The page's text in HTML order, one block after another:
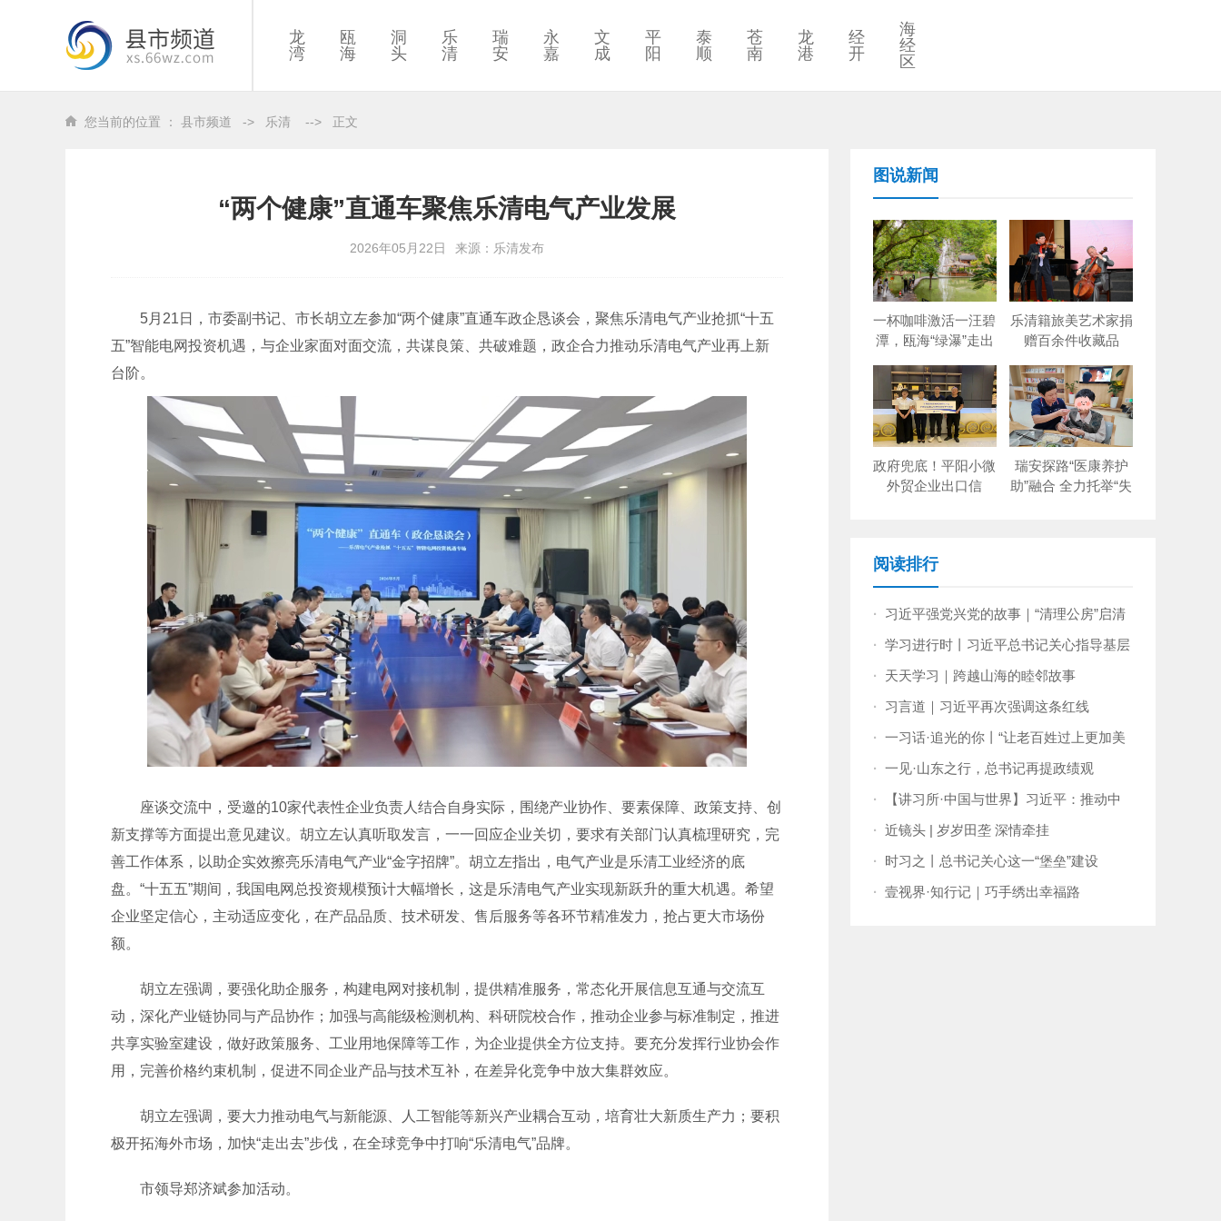
龙
湾
瓯
海
洞
头
乐
清
瑞
安
永
嘉
文
成
平
阳
泰
顺
苍
南
龙
港
经
开
海
经
区
您当前的位置 ： 县市频道 -> 乐清 --> 正文
“两个健康”直通车聚焦乐清电气产业发展
2026年05月22日 来源：乐清发布
5月21日，市委副书记、市长胡立左参加“两个健康”直通车政企恳谈会，聚焦乐清电气产业抢抓“十五
五”智能电网投资机遇，与企业家面对面交流，共谋良策、共破难题，政企合力推动乐清电气产业再上新
台阶。
座谈交流中，受邀的10家代表性企业负责人结合自身实际，围绕产业协作、要素保障、政策支持、创
新支撑等方面提出意见建议。胡立左认真听取发言，一一回应企业关切，要求有关部门认真梳理研究，完
善工作体系，以助企实效擦亮乐清电气产业“金字招牌”。胡立左指出，电气产业是乐清工业经济的底
盘。“十五五”期间，我国电网总投资规模预计大幅增长，这是乐清电气产业实现新跃升的重大机遇。希望
企业坚定信心，主动适应变化，在产品品质、技术研发、售后服务等各环节精准发力，抢占更大市场份
额。
胡立左强调，要强化助企服务，构建电网对接机制，提供精准服务，常态化开展信息互通与交流互
动，深化产业链协同与产品协作；加强与高能级检测机构、科研院校合作，推动企业参与标准制定，推进
共享实验室建设，做好政策服务、工业用地保障等工作，为企业提供全方位支持。要充分发挥行业协会作
用，完善价格约束机制，促进不同企业产品与技术互补，在差异化竞争中放大集群效应。
胡立左强调，要大力推动电气与新能源、人工智能等新兴产业耦合互动，培育壮大新质生产力；要积
极开拓海外市场，加快“走出去”步伐，在全球竞争中打响“乐清电气”品牌。
市领导郑济斌参加活动。
图说新闻
一杯咖啡激活一汪碧
潭，瓯海“绿瀑”走出
乐清籍旅美艺术家捐
赠百余件收藏品
政府兜底！平阳小微
外贸企业出口信
瑞安探路“医康养护
助”融合 全力托举“失
阅读排行
·
习近平强党兴党的故事｜“清理公房”启清
风
· 学习进行时丨习近平总书记关心指导基层
党建的故事
·
天天学习｜跨越山海的睦邻故事
·
习言道｜习近平再次强调这条红线
· 一习话·追光的你丨“让老百姓过上更加美
好的生活”
· 一见·山东之行，总书记再提政绩观
·
【讲习所·中国与世界】习近平：推动中
孟两国关系向更高水平发展
· 近镜头 | 岁岁田垄 深情牵挂
·
时习之丨总书记关心这一“堡垒”建设
· 壹视界·知行记｜巧手绣出幸福路